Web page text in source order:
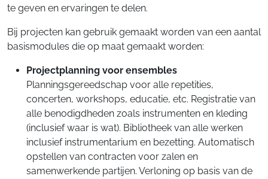
te geven en ervaringen te delen.
Bij projecten kan gebruik gemaakt worden van een aantal
basismodules die op maat gemaakt worden:
Projectplanning voor ensembles
Planningsgereedschap voor alle repetities,
concerten, workshops, educatie, etc. Registratie van
alle benodigdheden zoals instrumenten en kleding
(inclusief waar is wat). Bibliotheek van alle werken
inclusief instrumentarium en bezetting. Automatisch
opstellen van contracten voor zalen en
samenwerkende partijen. Verloning op basis van de